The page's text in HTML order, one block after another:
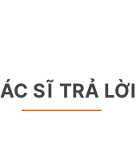
SĨ TRẢ LỜI